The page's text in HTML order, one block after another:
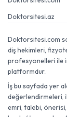
Doktorsitesi.az
Doktorsitesi.com
diş hekimleri,
profesyonelleri ile
platformdur.
İş bu sayfada yer
değerlendirmeleri,
emri, talebi, önerisi,